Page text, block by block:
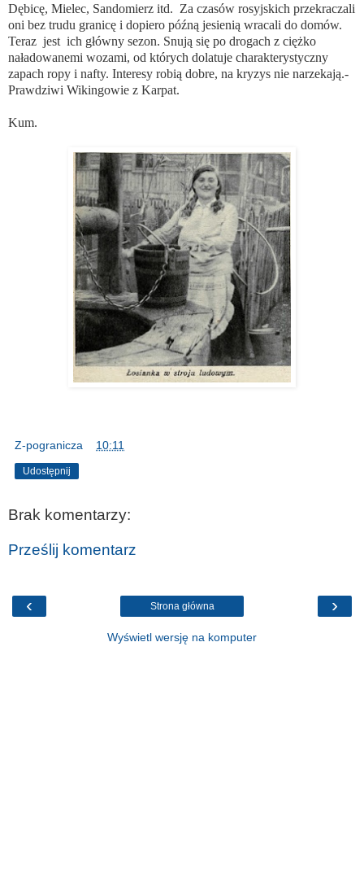
Dębicę, Mielec, Sandomierz itd. Za czasów rosyjskich przekraczali
oni bez trudu granicę i dopiero późną jesienią wracali do domów.
Teraz jest ich główny sezon. Snują się po drogach z ciężko
naładowanemi wozami, od których dolatuje charakterystyczny
zapach ropy i nafty. Interesy robią dobre, na kryzys nie narzekają.-
Prawdziwi Wikingowie z Karpat.
Kum.
Z-pogranicza 10:11
Udostępnij
Brak komentarzy:
Prześlij komentarz
‹ ›
Strona główna
Wyświetl wersję na komputer